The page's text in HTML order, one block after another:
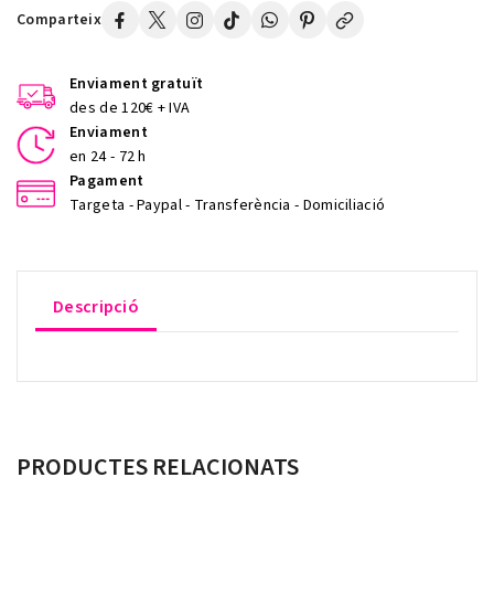
Comparteix
Enviament gratuït
des de 120€ + IVA
Enviament
en 24 - 72 h
Pagament
Targeta - Paypal - Transferència - Domiciliació
Descripció
PRODUCTES RELACIONATS